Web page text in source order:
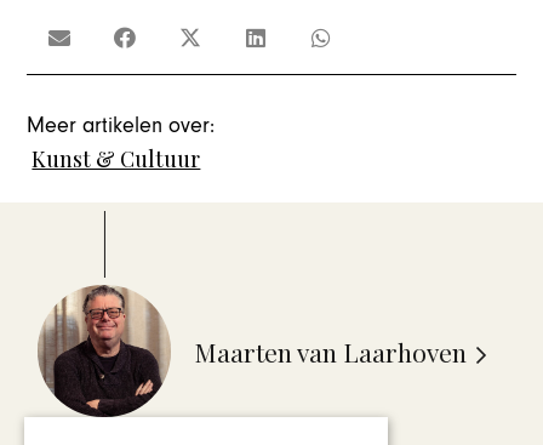
Meer artikelen over:
Kunst & Cultuur
Maarten van Laarhoven